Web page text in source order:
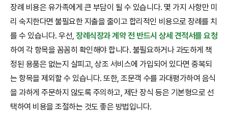
장례 비용은 유가족에게 큰 부담이 될 수 있습니다. 몇 가지 사항만 미
리 숙지한다면 불필요한 지출을 줄이고 합리적인 비용으로 장례를 치
를 수 있습니다. 우선,장례식장과 계약 전 반드시 상세 견적서를 요청
하여 각 항목을 꼼꼼히 확인해야 합니다. 불필요하거나 과도하게 책
정된 용품은 없는지 살피고, 상조 서비스에 가입되어 있다면 중복되
는 항목을 제외할 수 있습니다. 또한, 조문객 수를 과대평가하여 음식
을 과하게 주문하지 않도록 주의하고, 제단 장식 등은 기본형으로 선
택하여 비용을 조절하는 것도 좋은 방법입니다.